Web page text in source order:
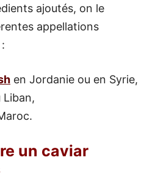
ajoutés, on le
appellations
en Jordanie ou en Syrie,
Liban,
un caviar